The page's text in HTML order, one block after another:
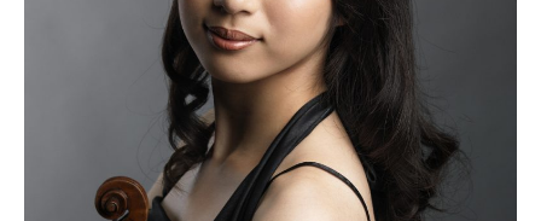
NEWS
FEATURED
ABOUT US